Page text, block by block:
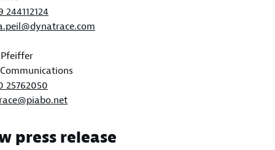
244112124
25762050
press release